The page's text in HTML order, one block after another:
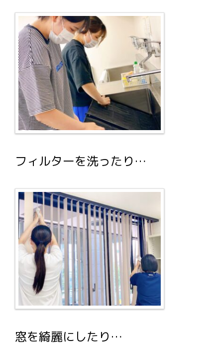
フィルターを洗ったり…
窓を綺麗にしたり…